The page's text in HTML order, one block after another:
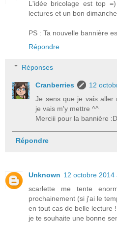
L'idée bricolage est top
lectures et un bon
PS : Ta nouvelle bannière
Répondre
Réponses
Cranberries
12
Je sens que je vais aller
je vais m'y mettre ^^
Merciii pour la bannière
Répondre
Unknown 12 octobre 2014
scarlette me tente
prochainement (si j'ai le
en tout cas de belle lecture !
je te souhaite une bonne